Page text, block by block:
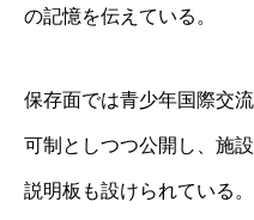
の記憶を伝えている。
保存面では青少年国際交
可制としつつ公開し、施
説明板も設けられている